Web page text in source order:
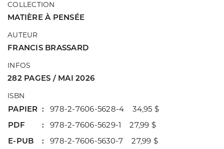
COLLECTION
MATIÈRE À PENSÉE
AUTEUR
FRANCIS BRASSARD
INFOS
282 PAGES / MAI 2026
ISBN
PAPIER
978-2-7606-5628-4 34,95 $
PDF
978-2-7606-5629-1 27,99 $
E-PUB
978-2-7606-5630-7 27,99 $